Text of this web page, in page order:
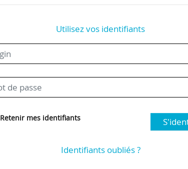
Utilisez vos identifiants
Retenir mes identifiants
Identifiants oubliés ?